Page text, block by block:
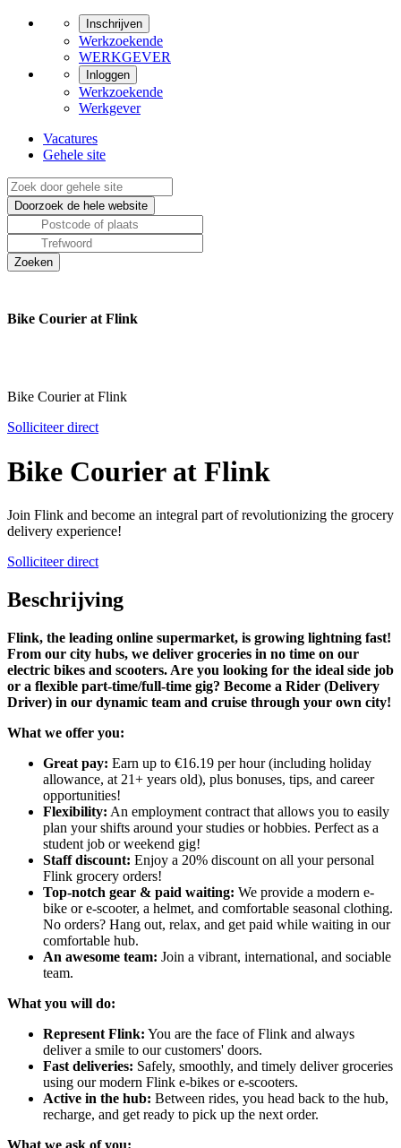
Inschrijven
Werkzoekende
WERKGEVER
Inloggen
Werkzoekende
Werkgever
Vacatures
Gehele site
Bike Courier at Flink
Bike Courier at Flink
Solliciteer direct
Bike Courier at Flink
Join Flink and become an integral part of revolutionizing the grocery
delivery experience!
Solliciteer direct
Beschrijving
Flink, the leading online supermarket, is growing lightning fast!
From our city hubs, we deliver groceries in no time on our
electric bikes and scooters. Are you looking for the ideal side job
or a flexible part-time/full-time gig? Become a Rider (Delivery
Driver) in our dynamic team and cruise through your own city!
What we offer you:
Great pay: Earn up to €16.19 per hour (including holiday
allowance, at 21+ years old), plus bonuses, tips, and career
opportunities!
Flexibility: An employment contract that allows you to easily
plan your shifts around your studies or hobbies. Perfect as a
student job or weekend gig!
Staff discount: Enjoy a 20% discount on all your personal
Flink grocery orders!
Top-notch gear & paid waiting: We provide a modern e-
bike or e-scooter, a helmet, and comfortable seasonal clothing.
No orders? Hang out, relax, and get paid while waiting in our
comfortable hub.
An awesome team: Join a vibrant, international, and sociable
team.
What you will do:
Represent Flink: You are the face of Flink and always
deliver a smile to our customers' doors.
Fast deliveries: Safely, smoothly, and timely deliver groceries
using our modern Flink e-bikes or e-scooters.
Active in the hub: Between rides, you head back to the hub,
recharge, and get ready to pick up the next order.
What we ask of you: